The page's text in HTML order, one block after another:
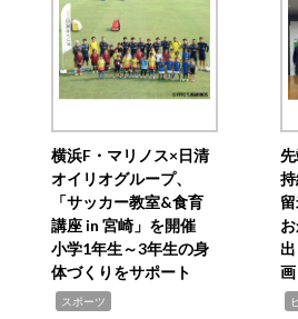
横浜F・マリノス×日清
オイリオグループ、
「サッカー教室&食育
講座 in 宮崎」を開催
小学1年生～3年生の身
体づくりをサポート
スポーツ
画